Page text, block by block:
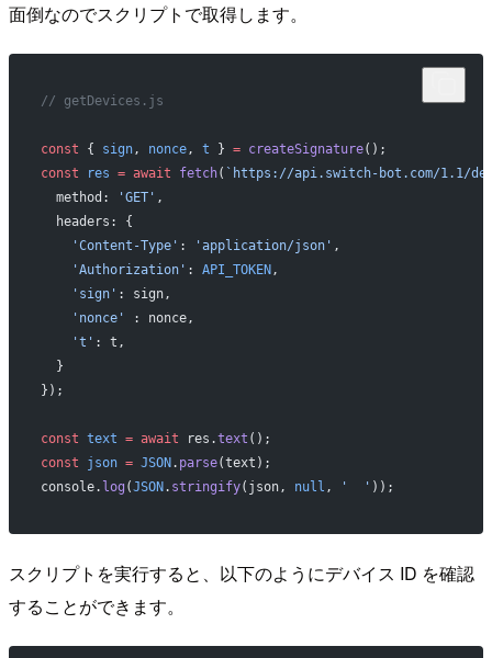
面倒なのでスクリプトで取得します。
// getDevices.js
const { sign, nonce, t } = createSignature();
const res = await fetch( `https://api.switch-bot.com/1.1/
  method:
'GET' ,
  headers: {
    'Content-Type'
: 'application/json' ,
    'Authorization'
: API_TOKEN ,
    'sign'
: sign,
    'nonce'
: nonce,
    't'
: t,
  }
});
const text = await res.text ();
const json = JSON . parse(text);
console. log (JSON . stringify(json, null , '  ' ));
スクリプトを実行すると、以下のようにデバイス ID を確認
することができます。